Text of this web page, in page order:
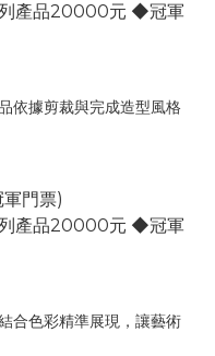
產品20000元 ◆冠軍
依據剪裁與完成造型風格
門票)
產品20000元 ◆冠軍
合色彩精準展現，讓藝術